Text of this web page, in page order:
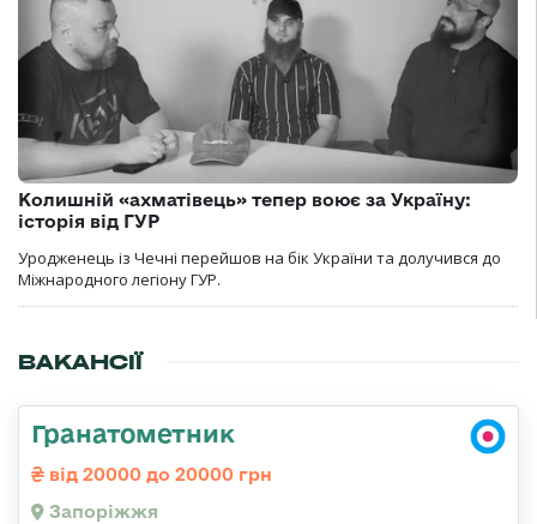
Колишній «ахматівець» тепер воює за Україну:
історія від ГУР
Уродженець із Чечні перейшов на бік України та долучився до
Міжнародного легіону ГУР.
ВАКАНСІЇ
Гранатометник
від 20000 до 20000 грн
Запоріжжя